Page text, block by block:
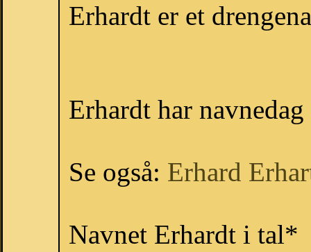
Erhardt er et
Erhardt har
Se også: Erhard
Navnet Erhardt i tal*